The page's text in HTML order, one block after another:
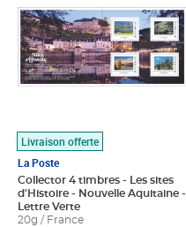
Livraison offerte
La Poste
Collector 4 timbres - Les sites
d'Histoire - Nouvelle Aquitaine -
Lettre Verte
20g / France